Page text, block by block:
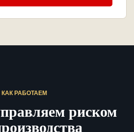
КАК РАБОТАЕМ
риском